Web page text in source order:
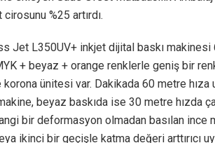
%25 artırdı.
Jet L350UV+ inkjet dijital baskı
+ beyaz + orange renklerle geniş bir
ünitesi var. Dakikada 60 metre hıza
beyaz baskıda ise 30 metre hızda
bir deformasyon olmadan basılan ince
ikinci bir geçişle katma değeri arttırıcı